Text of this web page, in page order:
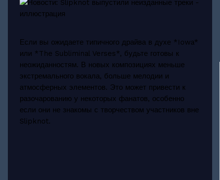
Если вы ожидаете типичного драйва в духе *Iowa*
или *The Subliminal Verses*, будьте готовы к
неожиданностям. В новых композициях меньше
экстремального вокала, больше мелодии и
атмосферных элементов. Это может привести к
разочарованию у некоторых фанатов, особенно
если они не знакомы с творчеством участников вне
Slipknot.